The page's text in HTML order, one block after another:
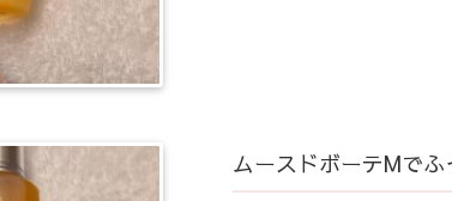
ムースドボーテMで